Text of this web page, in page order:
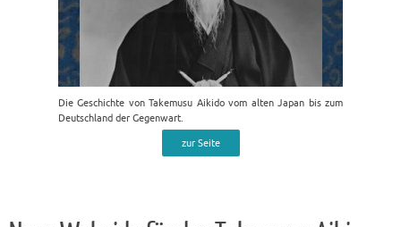
Die Geschichte von Takemusu Aikido vom alten Japan bis zum
Deutschland der Gegenwart.
zur Seite